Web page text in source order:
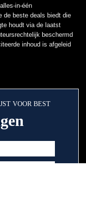
in-één
de beste deals biedt die
houdt via de laatst
beschermd
inhoud is afgeleid
VOOR BEST